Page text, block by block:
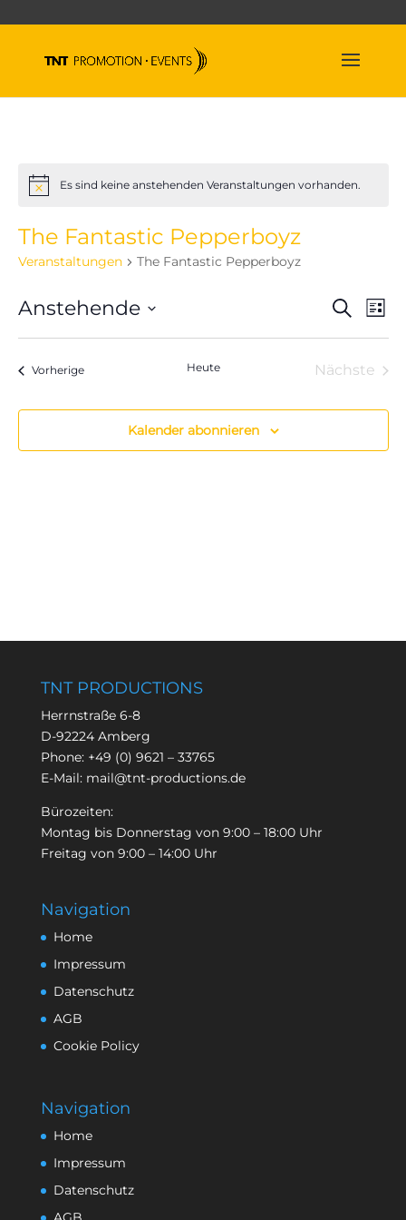
HinweisEs sind keine anstehenden Veranstaltungen vorhanden.
The Fantastic Pepperboyz
Veranstaltungen The Fantastic Pepperboyz
Suche
Liste
Anstehende
VorherigeVeranstaltungen Heute
Nächste
Kalender abonnieren
TNT PRODUCTIONS
Herrnstraße 6-8
D-92224 Amberg
Phone: +49 (0) 9621 – 33765
E-Mail: mail@tnt-productions.de
Bürozeiten:
Montag bis Donnerstag von 9:00 – 18:00 Uhr
Freitag von 9:00 – 14:00 Uhr
Navigation
Home
Impressum
Datenschutz
AGB
Cookie Policy
Navigation
Home
Impressum
Datenschutz